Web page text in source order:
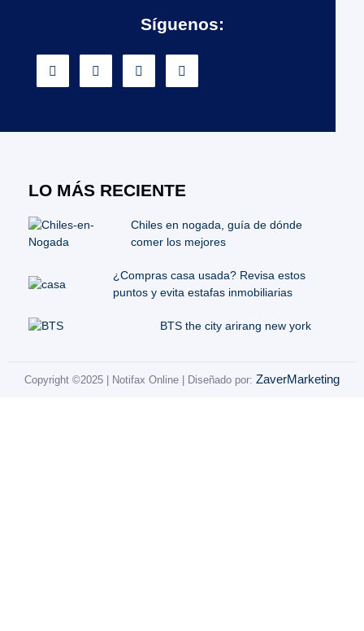
Síguenos:
LO MÁS RECIENTE
Chiles en nogada, guía de dónde
comer los mejores
¿Compras casa usada? Revisa estos
puntos y evita estafas inmobiliarias
BTS the city arirang new york
Copyright ©2025 | Notifax Online | Diseñado por: ZaverMarketing